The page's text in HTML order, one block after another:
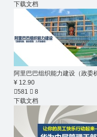
下载文档
阿里巴巴组织能力建设（政委
¥ 12.90
581  8
下载文档